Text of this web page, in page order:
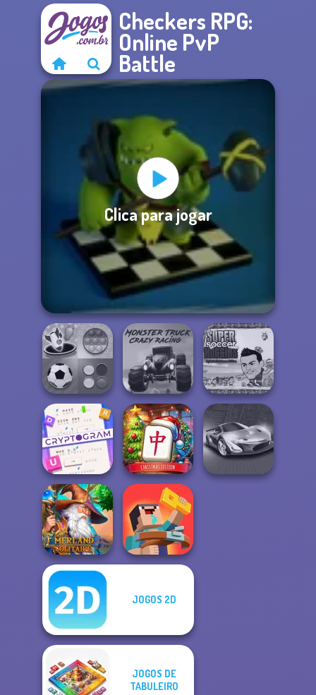
Checkers RPG:
Online PvP
Battle
Clica para jogar
Mind Games for
2-3-4 Player
Monster Truck
Crazy Racing
Super Soccer
Noggins
Christmas
Cryptogram:
Word Brain
Puzzle
Mahjong at
Home -
Christmas Ed...
Emerland
Solitaire
Noob: Zombie
JOGOS 2D
JOGOS DE
TABULEIRO